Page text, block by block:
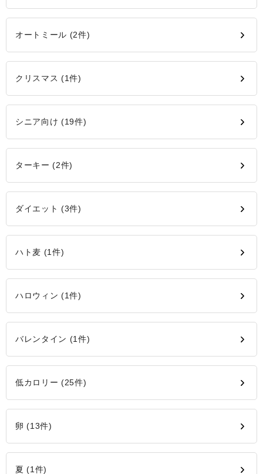
オートミール (2件)
クリスマス (1件)
シニア向け (19件)
ターキー (2件)
ダイエット (3件)
ハト麦 (1件)
ハロウィン (1件)
バレンタイン (1件)
低カロリー (25件)
卵 (13件)
夏 (1件)